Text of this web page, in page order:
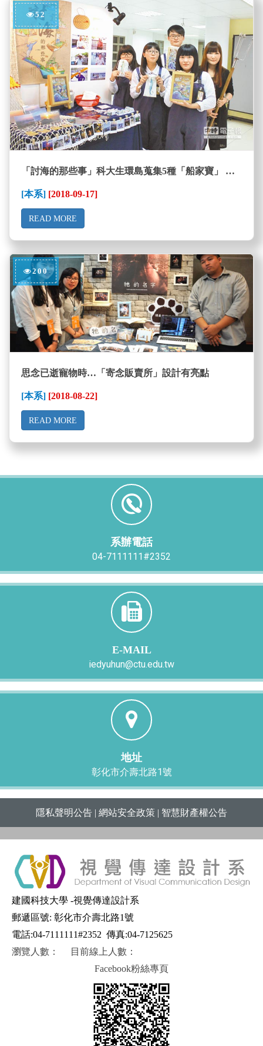
52
「討海的那些事」科大生環島蒐集5種「船家寶」 記錄瀕失傳漁法
[本系] [2018-09-17]
READ MORE
200
思念已逝寵物時…「寄念販賣所」設計有亮點
[本系] [2018-08-22]
READ MORE
系辦電話
04-7111111#2352
E-MAIL
iedyuhun@ctu.edu.tw
地址
彰化市介壽北路1號
隱私聲明公告 | 網站安全政策 | 智慧財產權公告
建國科技大學 -視覺傳達設計系
郵遞區號: 彰化市介壽北路1號
電話:04-7111111#2352 傳真:04-7125625
瀏覽人數：
目前線上人數：
Facebook粉絲專頁